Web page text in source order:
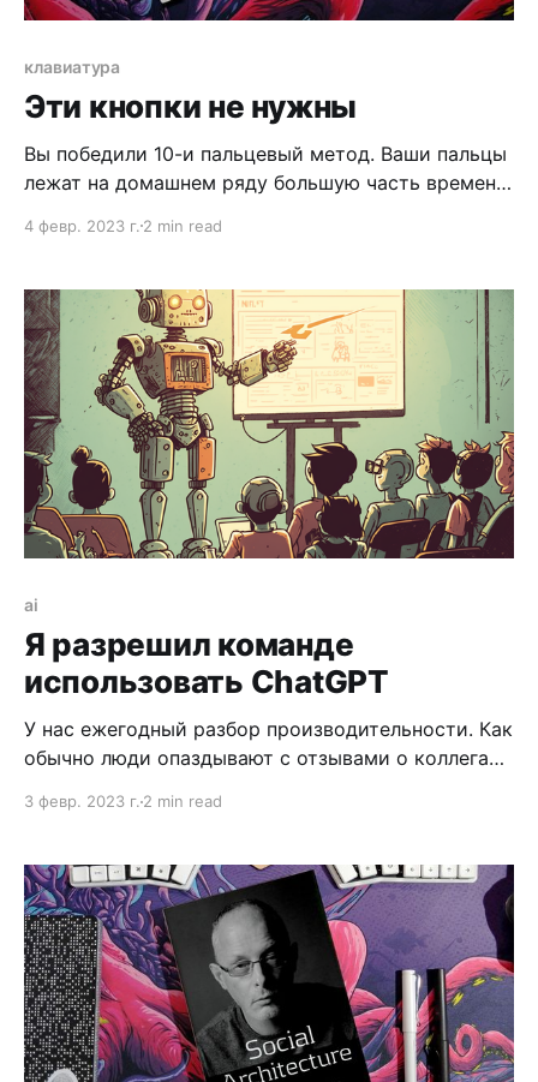
клавиатура
Эти кнопки не нужны
Вы победили 10-и пальцевый метод. Ваши пальцы
лежат на домашнем ряду большую часть времени.
каждый раз, когда вам нужно использовать
клешню.
4 февр. 2023 г. 2 min read
ai
Я разрешил команде
использовать ChatGPT
У нас ежегодный разбор производительности. Как
обычно люди опаздывают с отзывами о коллегах.
Даже когда у тебя есть что написать, то собрать
3 февр. 2023 г. 2 min read